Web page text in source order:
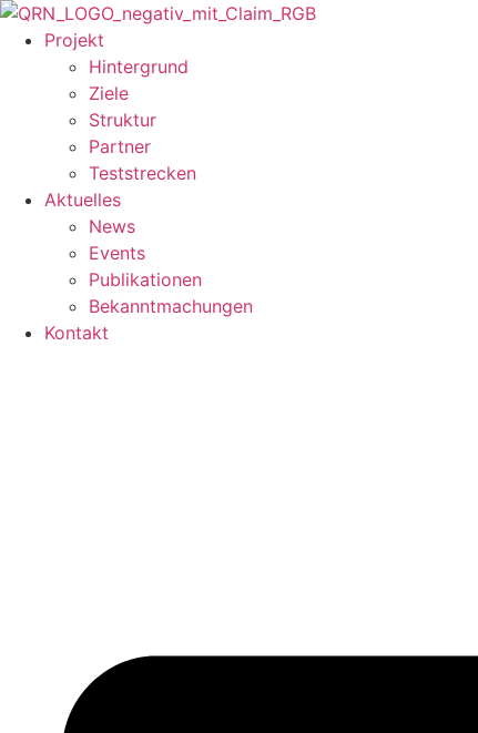
Zum
Inhalt
springen
Projekt
Hintergrund
Ziele
Struktur
Partner
Teststrecken
Aktuelles
News
Events
Publikationen
Bekanntmachungen
Kontakt